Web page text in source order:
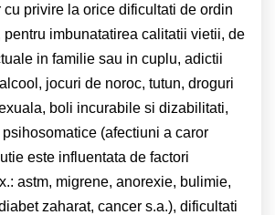
cu privire la orice dificultati de ordin
pentru imbunatatirea calitatii vietii, de
in familie sau in cuplu, adictii
jocuri de noroc, tutun, droguri
boli incurabile si dizabilitati,
(afectiuni a caror
este influentata de factori
astm, migrene, anorexie, bulimie,
zaharat, cancer s.a.), dificultati